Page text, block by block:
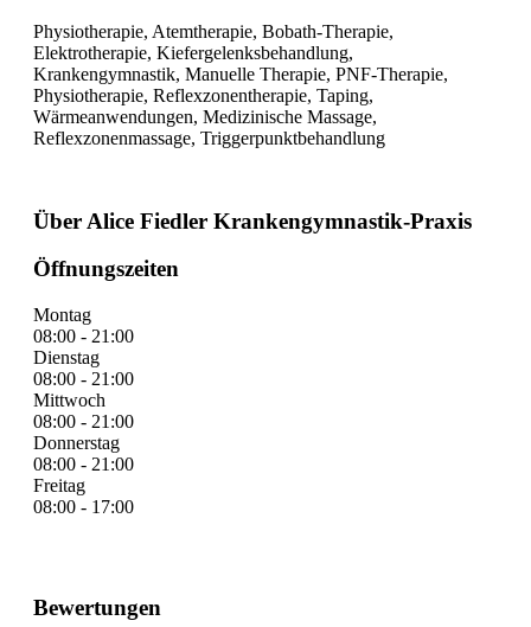
Physiotherapie, Atemtherapie, Bobath-Therapie,
Elektrotherapie, Kiefergelenksbehandlung,
Krankengymnastik, Manuelle Therapie, PNF-Therapie,
Physiotherapie, Reflexzonentherapie, Taping,
Wärmeanwendungen, Medizinische Massage,
Reflexzonenmassage, Triggerpunktbehandlung
Über Alice Fiedler Krankengymnastik-Praxis
Öffnungszeiten
Montag
08:00 - 21:00
Dienstag
08:00 - 21:00
Mittwoch
08:00 - 21:00
Donnerstag
08:00 - 21:00
Freitag
08:00 - 17:00
Bewertungen